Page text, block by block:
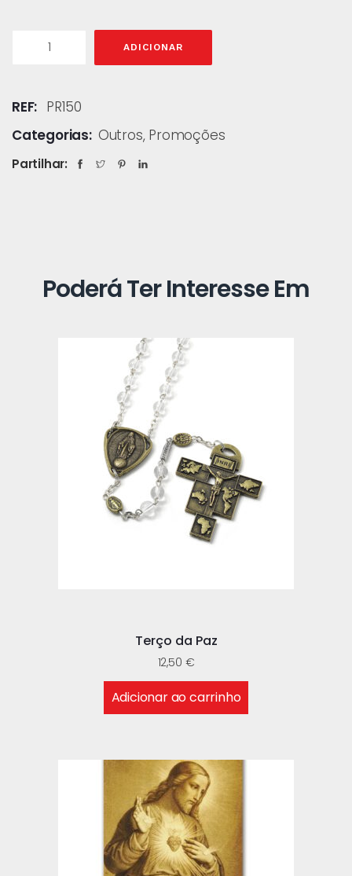
ADICIONAR
REF: PR150
Categorias: Outros, Promoções
Partilhar:
Poderá Ter Interesse Em
Terço da Paz
12,50 €
Adicionar ao carrinho